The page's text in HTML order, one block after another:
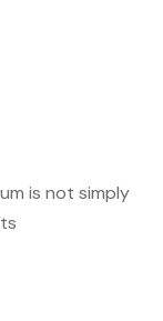
is not simply